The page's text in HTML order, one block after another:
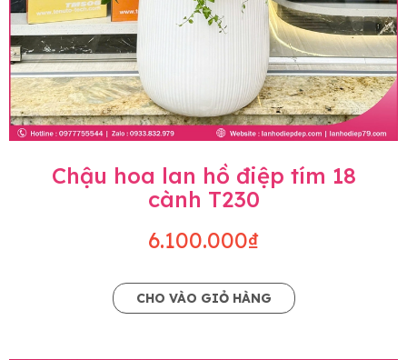
Chậu hoa lan hồ điệp tím 18
cành T230
6.100.000₫
CHO VÀO GIỎ HÀNG